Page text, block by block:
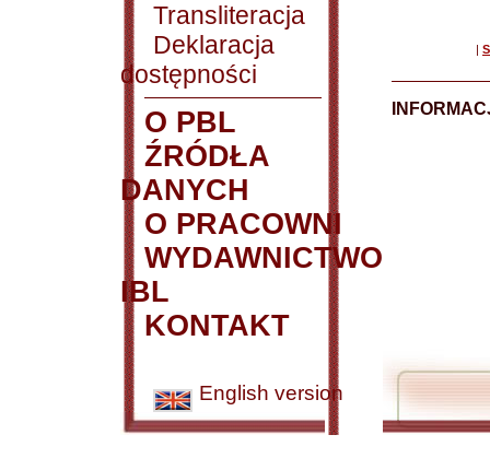
Transliteracja
Deklaracja
dostępności
O PBL
ŹRÓDŁA
DANYCH
O PRACOWNI
WYDAWNICTWO
IBL
KONTAKT
English version
|